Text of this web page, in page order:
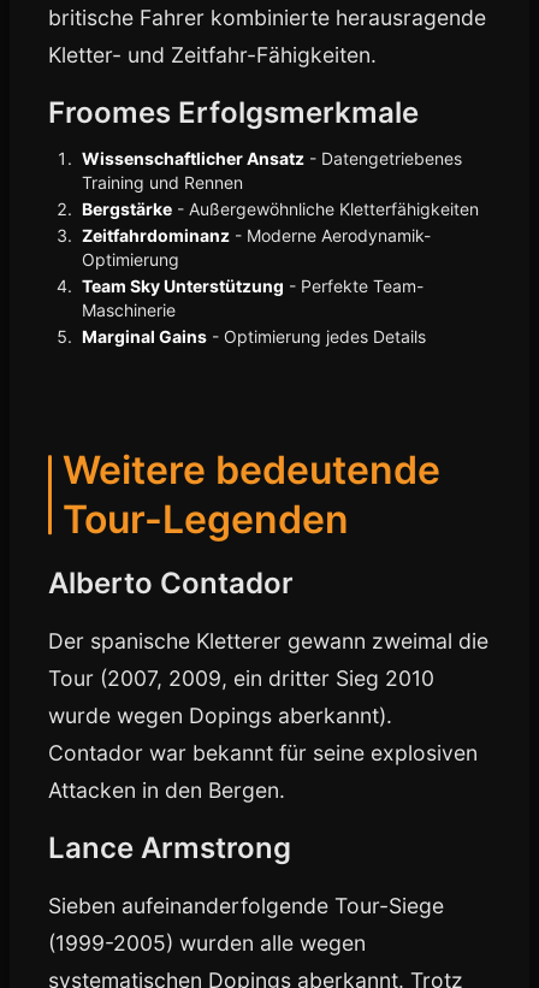
britische Fahrer kombinierte herausragende
Kletter- und Zeitfahr-Fähigkeiten.
Froomes Erfolgsmerkmale
Wissenschaftlicher Ansatz - Datengetriebenes
Training und Rennen
Bergstärke - Außergewöhnliche Kletterfähigkeiten
Zeitfahrdominanz - Moderne Aerodynamik-
Optimierung
Team Sky Unterstützung - Perfekte Team-
Maschinerie
Marginal Gains - Optimierung jedes Details
Weitere bedeutende
Tour-Legenden
Alberto Contador
Der spanische Kletterer gewann zweimal die
Tour (2007, 2009, ein dritter Sieg 2010
wurde wegen Dopings aberkannt).
Contador war bekannt für seine explosiven
Attacken in den Bergen.
Lance Armstrong
Sieben aufeinanderfolgende Tour-Siege
(1999-2005) wurden alle wegen
systematischen Dopings aberkannt. Trotz